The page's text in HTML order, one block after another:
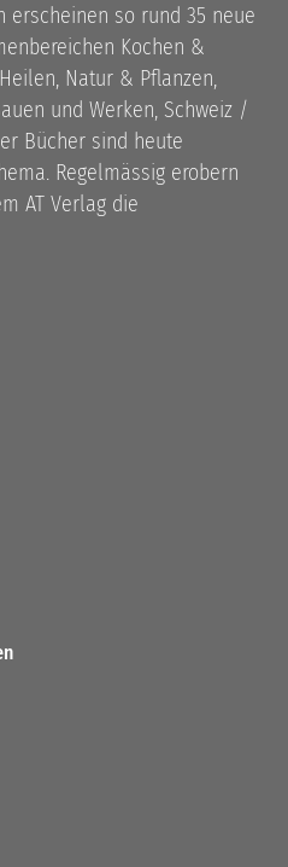
erscheinen so rund 35 neue
Kochen &
Natur & Pflanzen,
und Werken, Schweiz /
Bücher sind heute
Regelmässig erobern
AT Verlag die